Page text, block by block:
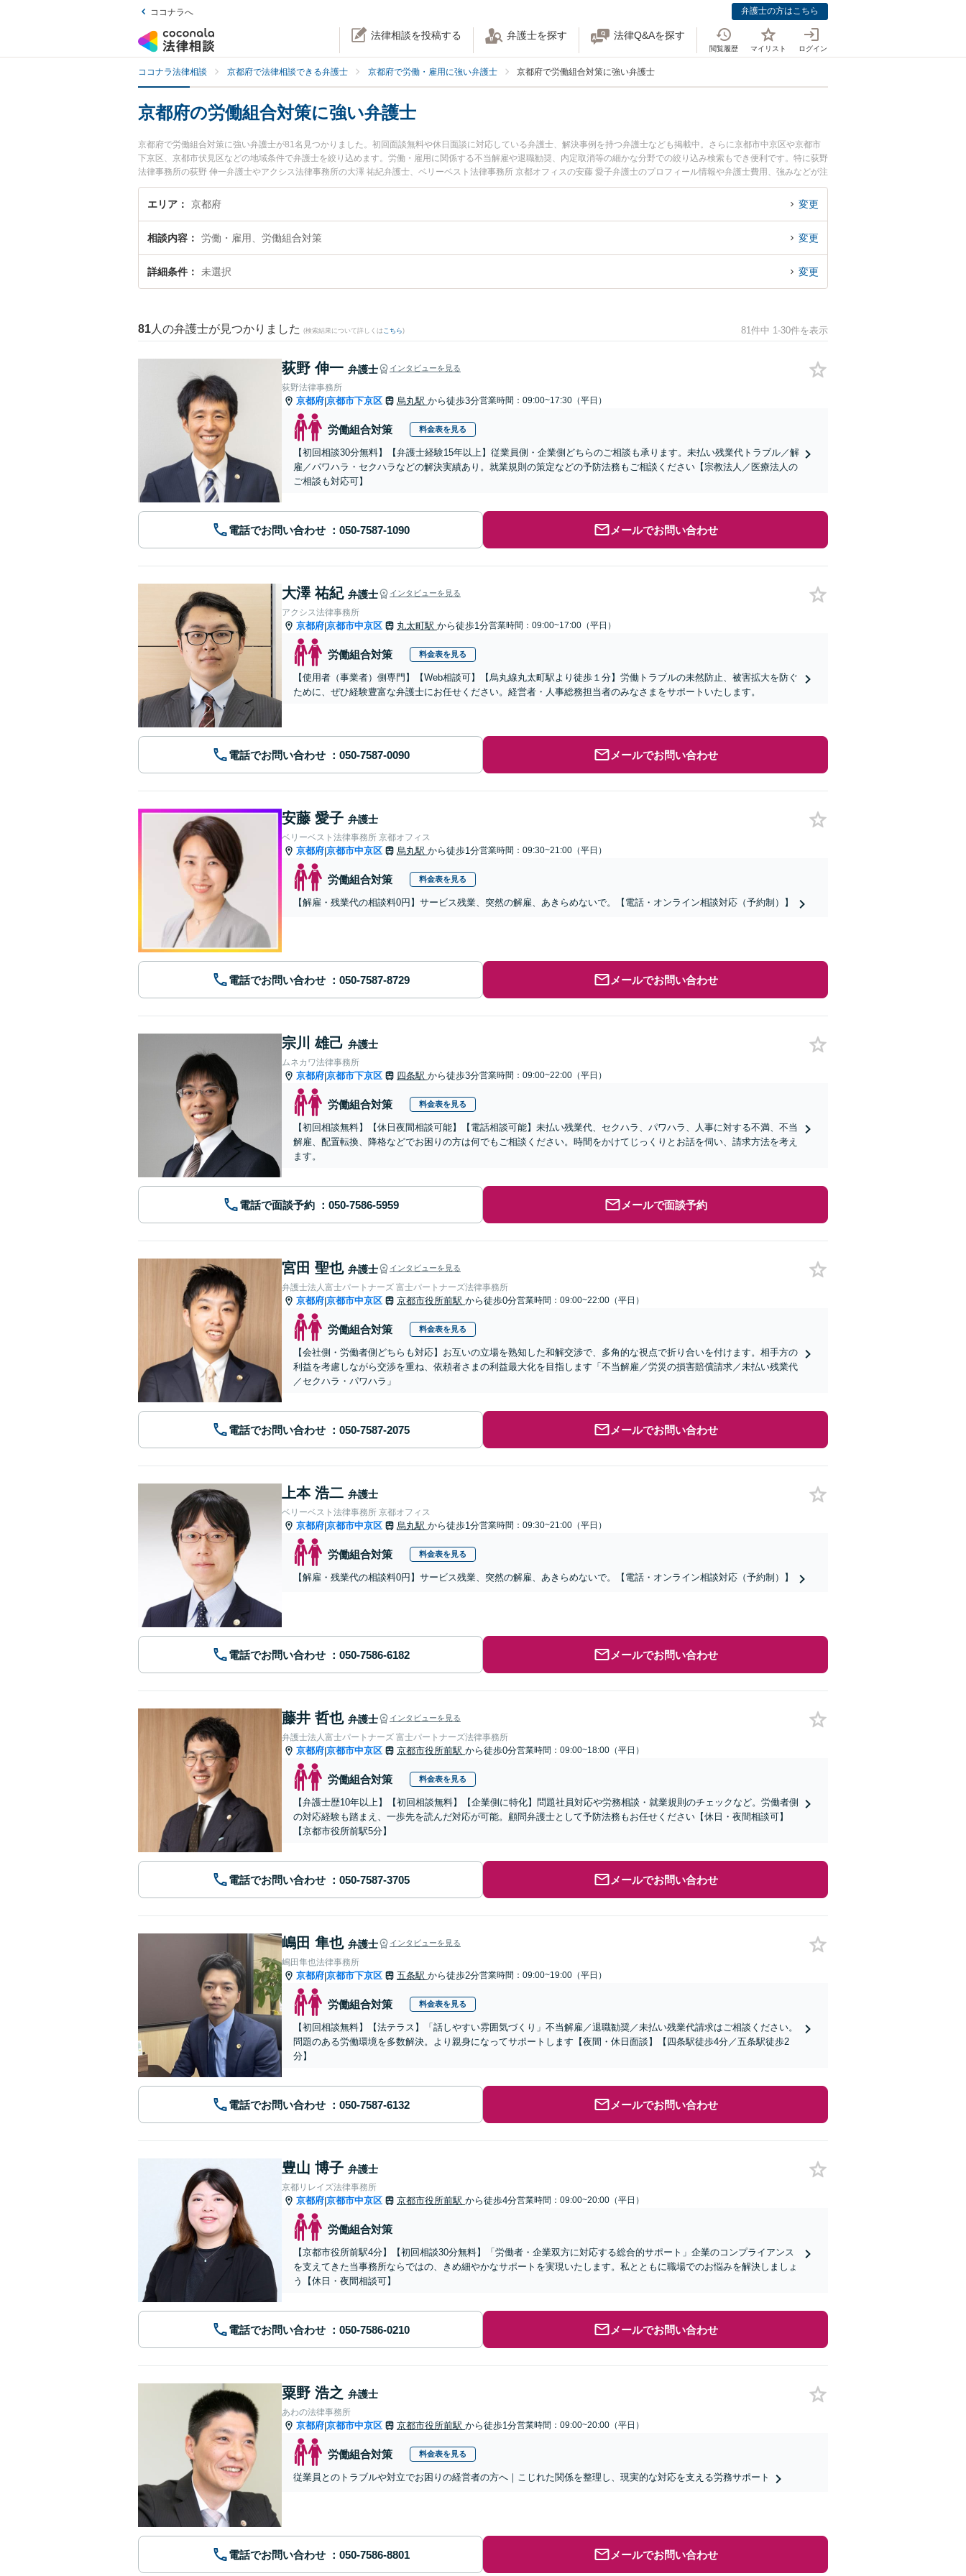
ココナラへ 弁護士の方はこちら
法律相談を投稿する 弁護士を探す 法律Q&Aを探す
閲覧履歴 マイリスト ログイン
ココナラ法律相談 京都府で法律相談できる弁護士 京都府で労働・雇用に強い弁護士 京都府で労働組合対策に強い弁護士
京都府の労働組合対策に強い弁護士
京都府で労働組合対策に強い弁護士が81名見つかりました。初回面談無料や休日面談に対応している弁護士、解決事例を持つ弁護士なども掲載中。さらに京都市中京区や京都市
下京区、京都市伏見区などの地域条件で弁護士を絞り込めます。労働・雇用に関係する不当解雇や退職勧奨、内定取消等の細かな分野での絞り込み検索もでき便利です。特に荻野
法律事務所の荻野 伸一弁護士やアクシス法律事務所の大澤 祐紀弁護士、ベリーベスト法律事務所 京都オフィスの安藤 愛子弁護士のプロフィール情報や弁護士費用、強みなどが注
目されています。『京都府で土日や夜間に発生した労働組合対策のトラブルを今すぐに弁護士に相談したい』『労働組合対策のトラブル解決の実績豊富な近くの弁護士を検索した
い』『初回相談無料で労働組合対策を法律相談できる京都府内の弁護士に相談予約したい』などでお困りの相談者さんにおすすめです。
エリア 京都府 変更
相談内容 労働・雇用、労働組合対策 変更
詳細条件 未選択 変更
81 人の弁護士が見つかりました (検索結果について詳しくは こちら) 81件中 1-30件を表示
荻野 伸一 弁護士 インタビューを見る
荻野法律事務所
京都府|京都市下京区 烏丸駅 から徒歩3分営業時間：09:00~17:30（平日）
労働組合対策 料金表を見る
【初回相談30分無料】【弁護士経験15年以上】従業員側・企業側どちらのご相談も承ります。未払い残業代トラブル／解
雇／パワハラ・セクハラなどの解決実績あり。就業規則の策定などの予防法務もご相談ください【宗教法人／医療法人の
ご相談も対応可】
電話でお問い合わせ メールでお問い合わせ
大澤 祐紀 弁護士 インタビューを見る
アクシス法律事務所
京都府|京都市中京区 丸太町駅 から徒歩1分営業時間：09:00~17:00（平日）
労働組合対策 料金表を見る
【使用者（事業者）側専門】【Web相談可】【烏丸線丸太町駅より徒歩１分】労働トラブルの未然防止、被害拡大を防ぐ
ために、ぜひ経験豊富な弁護士にお任せください。経営者・人事総務担当者のみなさまをサポートいたします。
電話でお問い合わせ メールでお問い合わせ
安藤 愛子 弁護士
ベリーベスト法律事務所 京都オフィス
京都府|京都市中京区 烏丸駅 から徒歩1分営業時間：09:30~21:00（平日）
労働組合対策 料金表を見る
【解雇・残業代の相談料0円】サービス残業、突然の解雇、あきらめないで。【電話・オンライン相談対応（予約制）】
電話でお問い合わせ メールでお問い合わせ
宗川 雄己 弁護士
ムネカワ法律事務所
京都府|京都市下京区 四条駅 から徒歩3分営業時間：09:00~22:00（平日）
労働組合対策 料金表を見る
【初回相談無料】【休日夜間相談可能】【電話相談可能】未払い残業代、セクハラ、パワハラ、人事に対する不満、不当
解雇、配置転換、降格などでお困りの方は何でもご相談ください。時間をかけてじっくりとお話を伺い、請求方法を考え
ます。
電話で面談予約 メールで面談予約
宮田 聖也 弁護士 インタビューを見る
弁護士法人富士パートナーズ 富士パートナーズ法律事務所
京都府|京都市中京区 京都市役所前駅 から徒歩0分営業時間：09:00~22:00（平日）
労働組合対策 料金表を見る
【会社側・労働者側どちらも対応】お互いの立場を熟知した和解交渉で、多角的な視点で折り合いを付けます。相手方の
利益を考慮しながら交渉を重ね、依頼者さまの利益最大化を目指します「不当解雇／労災の損害賠償請求／未払い残業代
／セクハラ・パワハラ」
電話でお問い合わせ メールでお問い合わせ
上本 浩二 弁護士
ベリーベスト法律事務所 京都オフィス
京都府|京都市中京区 烏丸駅 から徒歩1分営業時間：09:30~21:00（平日）
労働組合対策 料金表を見る
【解雇・残業代の相談料0円】サービス残業、突然の解雇、あきらめないで。【電話・オンライン相談対応（予約制）】
電話でお問い合わせ メールでお問い合わせ
藤井 哲也 弁護士 インタビューを見る
弁護士法人富士パートナーズ 富士パートナーズ法律事務所
京都府|京都市中京区 京都市役所前駅 から徒歩0分営業時間：09:00~18:00（平日）
労働組合対策 料金表を見る
【弁護士歴10年以上】【初回相談無料】【企業側に特化】問題社員対応や労務相談・就業規則のチェックなど。労働者側
の対応経験も踏まえ、一歩先を読んだ対応が可能。顧問弁護士として予防法務もお任せください【休日・夜間相談可】
【京都市役所前駅5分】
電話でお問い合わせ メールでお問い合わせ
嶋田 隼也 弁護士 インタビューを見る
嶋田隼也法律事務所
京都府|京都市下京区 五条駅 から徒歩2分営業時間：09:00~19:00（平日）
労働組合対策 料金表を見る
【初回相談無料】【法テラス】「話しやすい雰囲気づくり」不当解雇／退職勧奨／未払い残業代請求はご相談ください。
問題のある労働環境を多数解決。より親身になってサポートします【夜間・休日面談】【四条駅徒歩4分／五条駅徒歩2
分】
電話でお問い合わせ メールでお問い合わせ
豊山 博子 弁護士
京都リレイズ法律事務所
京都府|京都市中京区 京都市役所前駅 から徒歩4分営業時間：09:00~20:00（平日）
労働組合対策
【京都市役所前駅4分】【初回相談30分無料】「労働者・企業双方に対応する総合的サポート」企業のコンプライアンス
を支えてきた当事務所ならではの、きめ細やかなサポートを実現いたします。私とともに職場でのお悩みを解決しましょ
う【休日・夜間相談可】
電話でお問い合わせ メールでお問い合わせ
粟野 浩之 弁護士
あわの法律事務所
京都府|京都市中京区 京都市役所前駅 から徒歩1分営業時間：09:00~20:00（平日）
労働組合対策 料金表を見る
従業員とのトラブルや対立でお困りの経営者の方へ｜こじれた関係を整理し、現実的な対応を支える労務サポート
電話でお問い合わせ メールでお問い合わせ